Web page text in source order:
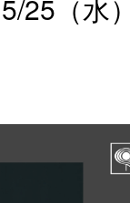
25（水